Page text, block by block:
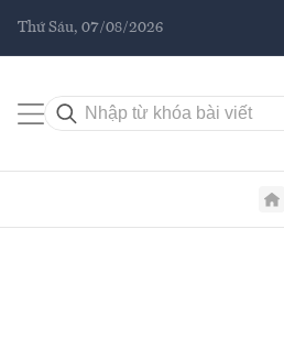
Thứ Sáu, 07/08/2026